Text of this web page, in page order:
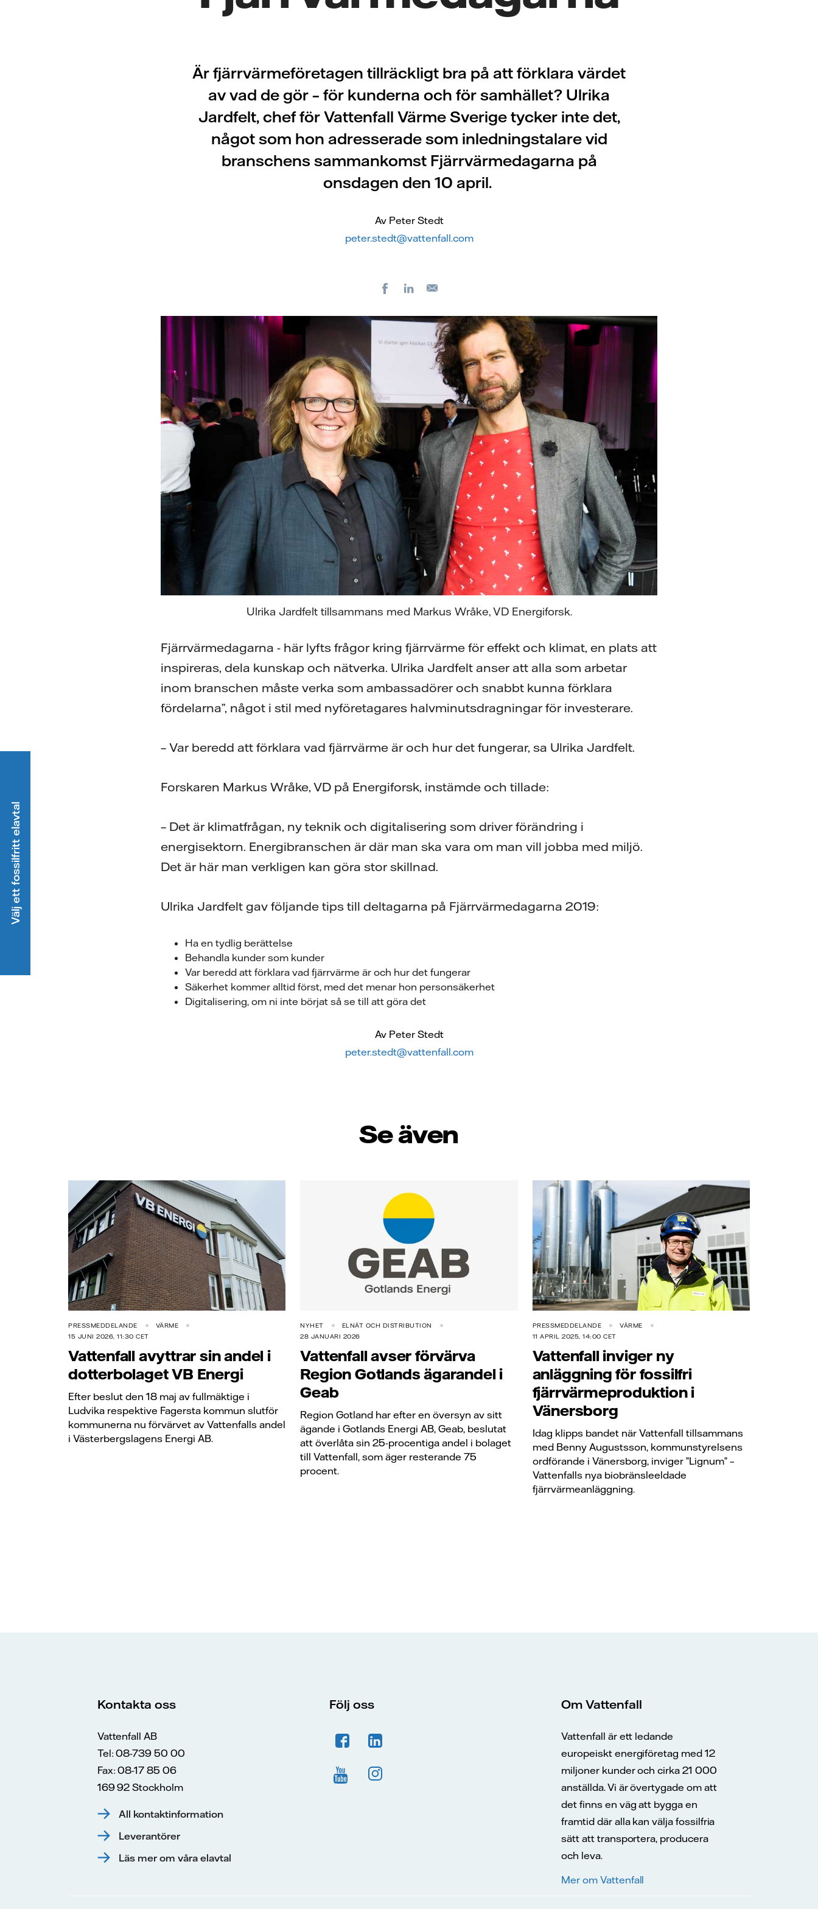
Är fjärrvärmeföretagen tillräckligt bra på att förklara värdet
av vad de gör – för kunderna och för samhället? Ulrika
Jardfelt, chef för Vattenfall Värme Sverige tycker inte det,
något som hon adresserade som inledningstalare vid
branschens sammankomst Fjärrvärmedagarna på
onsdagen den 10 april.
Av Peter Stedt
peter.stedt@vattenfall.com
FacebookLinkedIn
Ulrika Jardfelt tillsammans med Markus Wråke, VD Energiforsk.
Fjärrvärmedagarna - här lyfts frågor kring fjärrvärme för effekt och klimat, en plats att
inspireras, dela kunskap och nätverka. Ulrika Jardfelt anser att alla som arbetar
inom branschen måste verka som ambassadörer och snabbt kunna förklara
fördelarna”, något i stil med nyföretagares halvminutsdragningar för investerare.
– Var beredd att förklara vad fjärrvärme är och hur det fungerar, sa Ulrika Jardfelt.
Forskaren Markus Wråke, VD på Energiforsk, instämde och tillade:
– Det är klimatfrågan, ny teknik och digitalisering som driver förändring i
energisektorn. Energibranschen är där man ska vara om man vill jobba med miljö.
Det är här man verkligen kan göra stor skillnad.
Ulrika Jardfelt gav följande tips till deltagarna på Fjärrvärmedagarna 2019:
Ha en tydlig berättelse
Behandla kunder som kunder
Var beredd att förklara vad fjärrvärme är och hur det fungerar
Säkerhet kommer alltid först, med det menar hon personsäkerhet
Digitalisering, om ni inte börjat så se till att göra det
Av Peter Stedt
peter.stedt@vattenfall.com
Se även
PRESSMEDDELANDE
VÄRME
15 JUNI 2026, 11:30 CET
Vattenfall avyttrar sin andel i
dotterbolaget VB Energi
Efter beslut den 18 maj av fullmäktige i
Ludvika respektive Fagersta kommun slutför
kommunerna nu förvärvet av Vattenfalls andel
i Västerbergslagens Energi AB.
NYHET
ELNÄT OCH DISTRIBUTION
28 JANUARI 2026
Vattenfall avser förvärva
Region Gotlands ägarandel i
Geab
Region Gotland har efter en översyn av sitt
ägande i Gotlands Energi AB, Geab, beslutat
att överlåta sin 25-procentiga andel i bolaget
till Vattenfall, som äger resterande 75
procent.
PRESSMEDDELANDE
VÄRME
11 APRIL 2025, 14:00 CET
Vattenfall inviger ny
anläggning för fossilfri
fjärrvärmeproduktion i
Vänersborg
Idag klipps bandet när Vattenfall tillsammans
med Benny Augustsson, kommunstyrelsens
ordförande i Vänersborg, inviger ”Lignum” –
Vattenfalls nya biobränsleeldade
fjärrvärmeanläggning.
Välj ett fossilfritt elavtal
Kontakta oss
Vattenfall AB
Tel: 08-739 50 00
Fax: 08-17 85 06
169 92 Stockholm
All kontaktinformation
Leverantörer
Läs mer om våra elavtal
Följ oss Om Vattenfall
Vattenfall är ett ledande
europeiskt energiföretag med 12
miljoner kunder och cirka 21 000
anställda. Vi är övertygade om att
det finns en väg att bygga en
framtid där alla kan välja fossilfria
sätt att transportera, producera
och leva.
Mer om Vattenfall